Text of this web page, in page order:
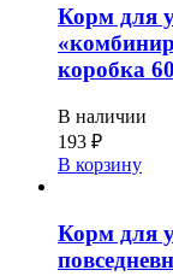
Корм для
коробка
В наличии
193 ₽
В корзину
Корм для